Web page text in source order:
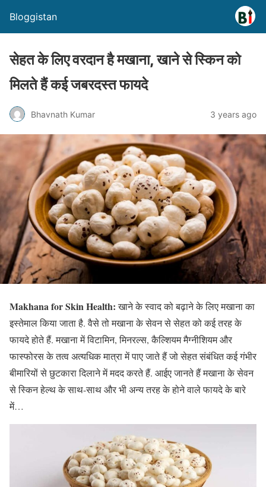
Bloggistan
सेहत के लिए वरदान है मखाना, खाने से स्किन को
मिलते हैं कई जबरदस्त फायदे
Bhavnath Kumar 3 years ago
Makhana for Skin Health:खाने के स्वाद को बढ़ाने के लिए मखाना का
इस्तेमाल किया जाता है. वैसे तो मखाना के सेवन से सेहत को कई तरह के
फायदे होते हैं. मखाना में विटामिन, मिनरल्स, कैल्शियम मैग्नीशियम और
फास्फोरस के तत्व अत्यधिक मात्रा में पाए जाते हैं जो सेहत संबंधित कई गंभीर
बीमारियों से छुटकारा दिलाने में मदद करते हैं. आईए जानते हैं मखाना के सेवन
से स्किन हेल्थ के साथ-साथ और भी अन्य तरह के होने वाले फायदे के बारे
में…